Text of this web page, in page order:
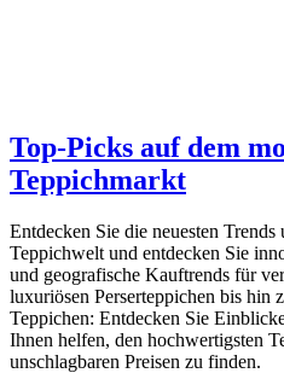
Top-Picks auf dem
Teppichmarkt
Entdecken Sie die neuesten
Teppichwelt und entdecken Sie
und geografische Kauftrends für
luxuriösen Perserteppichen bis hin
Teppichen: Entdecken Sie
Ihnen helfen, den hochwertigsten
unschlagbaren Preisen zu finden.